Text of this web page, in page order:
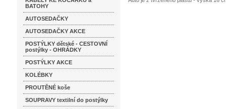
BATOHY
AUTOSEDAČKY
AUTOSEDAČKY AKCE
POSTÝLKY dětské - CESTOVNÍ
postýlky - OHRÁDKY
POSTÝLKY AKCE
KOLÉBKY
PROUTĚNÉ koše
SOUPRAVY textilní do postýlky